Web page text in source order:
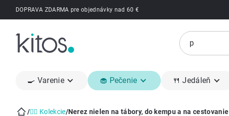
PrejsťDOPRAVA ZDARMA pre objednávky nad 60 €
🍳 Varenie 🧁 Pečenie 🍴 Jedáleň
/👍🏻 Kolekcie/Nerez nielen na tábory, do kempu a na cestovanie